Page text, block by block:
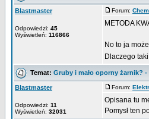
Blastmaster
Odpowiedzi: 45
Wyświetleń: 116866
Forum:
METODA
No to ja
Dlaczego
Temat: Gruby i mało oporny żarnik?
Blastmaster
Odpowiedzi: 11
Wyświetleń: 32031
Forum:
Opisana tu
Pomysł ten